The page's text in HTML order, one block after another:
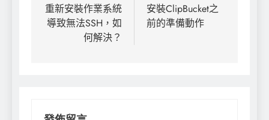
章
導
重新安裝作業系統
導致無法SSH，如
何解決？
安裝ClipBucket之
前的準備動作